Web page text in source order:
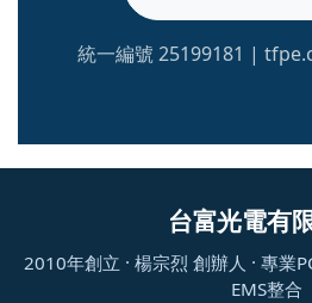
統一編號 25199181 |
台富光電有
2010年創立 · 楊宗烈 創辦人 · 專業
EMS整合